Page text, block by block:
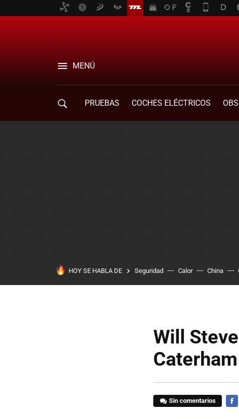
MENÚ
PRUEBAS COCHES ELÉCTRICOS
HOY SE HABLA DE Seguridad Calor China
Will
Sin comentarios